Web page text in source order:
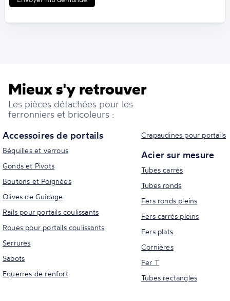
Mieux s'y retrouver
Les pièces détachées pour les
ferronniers et bricoleurs :
Accessoires de portails
Béquilles et verrous
Gonds et Pivots
Boutons et Poignées
Olives de Guidage
Rails pour portails coulissants
Roues pour portails coulissants
Serrures
Sabots
Equerres de renfort
Crapaudines pour portails
Acier sur mesure
Tubes carrés
Tubes ronds
Fers ronds pleins
Fers carrés pleins
Fers plats
Cornières
Fer T
Tubes rectangles